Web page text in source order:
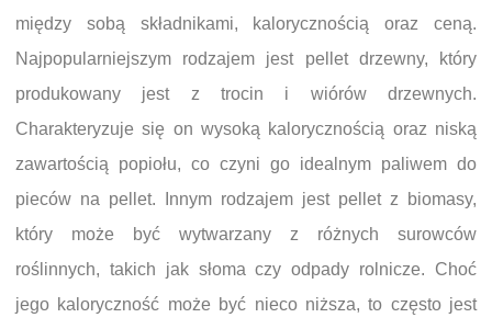
między sobą składnikami, kalorycznością oraz ceną.
Najpopularniejszym rodzajem jest pellet drzewny, który
produkowany jest z trocin i wiórów drzewnych.
Charakteryzuje się on wysoką kalorycznością oraz niską
zawartością popiołu, co czyni go idealnym paliwem do
pieców na pellet. Innym rodzajem jest pellet z biomasy,
który może być wytwarzany z różnych surowców
roślinnych, takich jak słoma czy odpady rolnicze. Choć
jego kaloryczność może być nieco niższa, to często jest